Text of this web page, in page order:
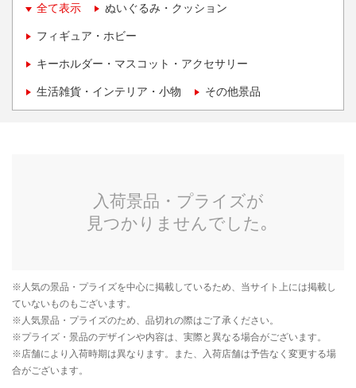
全て表示 ぬいぐるみ・クッション
フィギュア・ホビー
キーホルダー・マスコット・アクセサリー
生活雑貨・インテリア・小物 その他景品